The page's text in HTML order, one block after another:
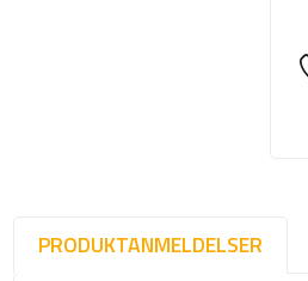
PRODUKTANMELDELSER